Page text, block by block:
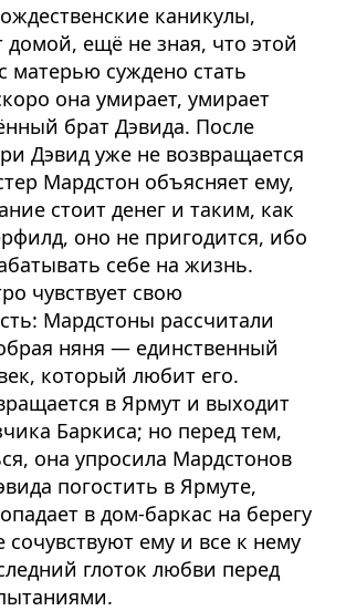
каникулы,
домой, ещё не зная, что этой
матерью суждено стать
она умирает, умирает
брат Дэвида. После
Дэвид уже не возвращается
Мардстон объясняет ему,
стоит денег и таким, как
оно не пригодится, ибо
себе на жизнь.
чувствует свою
Мардстоны рассчитали
няня — единственный
который любит его.
в Ярмут и выходит
Баркиса; но перед тем,
она упросила Мардстонов
погостить в Ярмуте,
в дом-баркас на берегу
сочувствуют ему и все к нему
глоток любви перед